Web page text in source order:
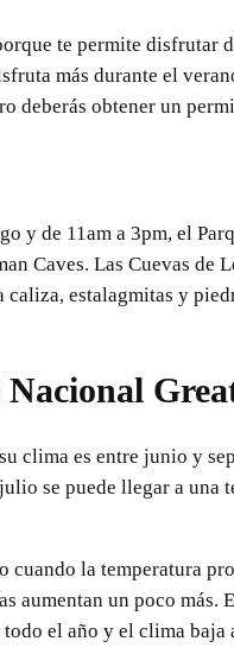
te permite disfrutar
más durante el
deberás obtener un
y de 11am a 3pm, el
Caves. Las Cuevas de
estalagmitas y
clima es entre junio y
se puede llegar a una
la temperatura
aumentan un poco más.
el año y el clima baja